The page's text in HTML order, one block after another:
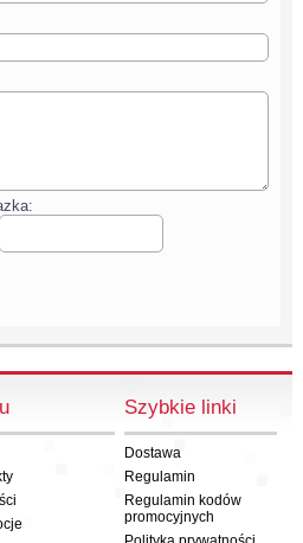
Szybkie linki
Dostawa
Regulamin
Regulamin kodów
promocyjnych